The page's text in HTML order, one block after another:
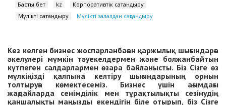
Басты бет kz
Корпоративтік сақтандыру
Мүлікті сақтандыру
Мүлікті залалдан сақтандыру
Кез келген бизнес жоспарланбаған қаржылық шығындарға
әкелулері мүмкін тәуекелдермен және болжанбайтын
күтпеген салдарлармен өзара байланысты. Біз Сізге өз
мүлкіңізді қалпына келтіру шығындарының орнын
толтыруға көмектесеміз. Бизнес үшін ағымдағы
жағдайларда сенімділік мен тұрақтылықты сезінудің
қаншалықты маңызды екендігін біле отырып, біз Сізге